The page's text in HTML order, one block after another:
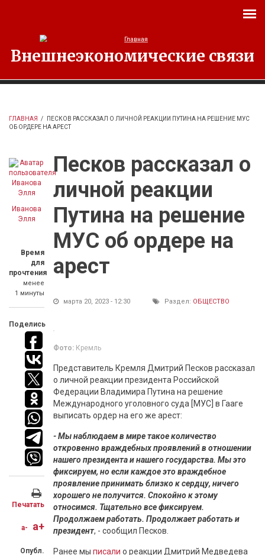
Внешнеэкономические связи
ГЛАВНАЯ /
ПЕСКОВ РАССКАЗАЛ О ЛИЧНОЙ РЕАКЦИИ ПУТИНА НА РЕШЕНИЕ МУС
ОБ ОРДЕРЕ НА АРЕСТ
Иванова
Элля
Время
для
прочтения
менее
1 минуты
Поделись
Печатать
a- a+
Опубл.
Песков рассказал о
личной реакции
Путина на решение
МУС об ордере на
арест
марта 20, 2023 - 12:30 Раздел: ОБЩЕСТВО
Фото: Кремль
Представитель Кремля Дмитрий Песков рассказал
о личной реакции президента Российской
Федерации Владимира Путина на решение
Международного уголовного суда [МУС] в Гааге
выписать ордер на его же арест:
- Мы наблюдаем в мире такое количество
откровенно враждебных проявлений в отношении
нашего президента и нашего государства. Мы это
фиксируем, но если каждое это враждебное
проявление принимать близко к сердцу, ничего
хорошего не получится. Спокойно к этому
относимся. Тщательно все фиксируем.
Продолжаем работать. Продолжает работать и
президент, - сообщил Песков.
Ранее мы писали о реакции Дмитрий Медведева